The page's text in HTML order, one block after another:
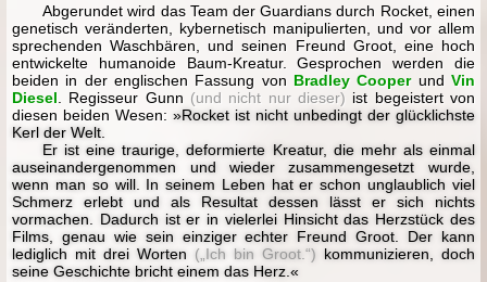
Abgerundet wird das Team der Guardians durch Rocket, einen
genetisch veränderten, kybernetisch manipulierten, und vor allem
sprechenden Waschbären, und seinen Freund Groot, eine hoch
entwickelte humanoide Baum-Kreatur. Gesprochen werden die
beiden in der englischen Fassung von Bradley Cooperund Vin
Diesel . Regisseur Gunn (und nicht nur dieser) ist begeistert von
diesen beiden Wesen:»Rocket ist nicht unbedingt der glücklichste
Kerl der Welt.
Er ist eine traurige, deformierte Kreatur, die mehr als einmal
auseinandergenommen und wieder zusammengesetzt wurde,
wenn man so will. In seinem Leben hat er schon unglaublich viel
Schmerz erlebt und als Resultat dessen lässt er sich nichts
vormachen. Dadurch ist er in vielerlei Hinsicht das Herzstück des
Films, genau wie sein einziger echter Freund Groot. Der kann
lediglich mit drei Worten („Ich bin Groot.“) kommunizieren, doch
seine Geschichte bricht einem das Herz.«